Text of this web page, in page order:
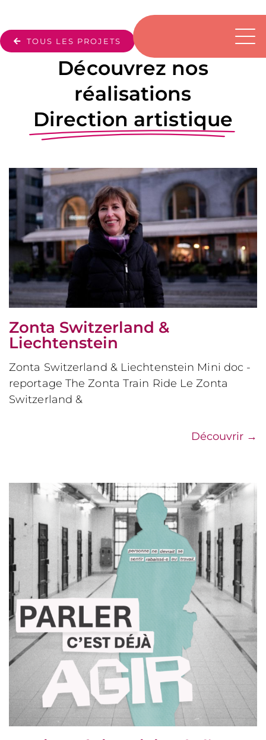
contenuTOUS LES PROJETS
Découvrez nos
réalisations
Direction artistique
Zonta Switzerland &
Liechtenstein
Zonta Switzerland & Liechtenstein Mini doc -
reportage The Zonta Train Ride Le Zonta
Switzerland &
Découvrir →